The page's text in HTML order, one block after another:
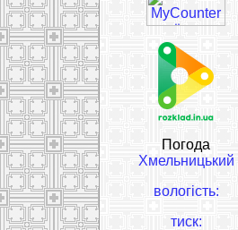
Погода
Хмельницький
вологість:
тиск: